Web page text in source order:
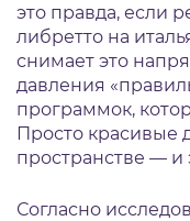
это правда, если
либретто на
снимает это
давления
программок,
Просто красивые
пространстве — и
Согласно